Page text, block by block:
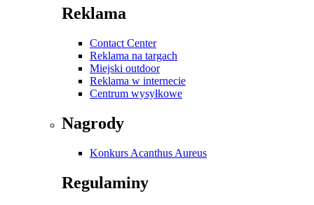
Reklama
Contact Center
Reklama na targach
Miejski outdoor
Reklama w internecie
Centrum wysyłkowe
Nagrody
Konkurs Acanthus Aureus
Regulaminy